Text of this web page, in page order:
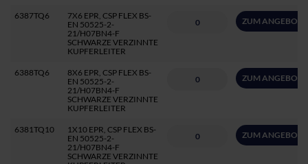
6387TQ6
7X6 EPR, CSP FLEX BS-
EN 50525-2-
21/H07BN4-F
SCHWARZE VERZINNTE
KUPFERLEITER
ZUM ANGEBOT
6388TQ6
8X6 EPR, CSP FLEX BS-
EN 50525-2-
21/H07BN4-F
SCHWARZE VERZINNTE
KUPFERLEITER
ZUM ANGEBOT
6381TQ10
1X10 EPR, CSP FLEX BS-
EN 50525-2-
21/H07BN4-F
SCHWARZE VERZINNTE
ZUM ANGEBOT